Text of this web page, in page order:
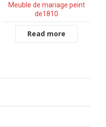
Meuble de mariage peint
de1810
Read more